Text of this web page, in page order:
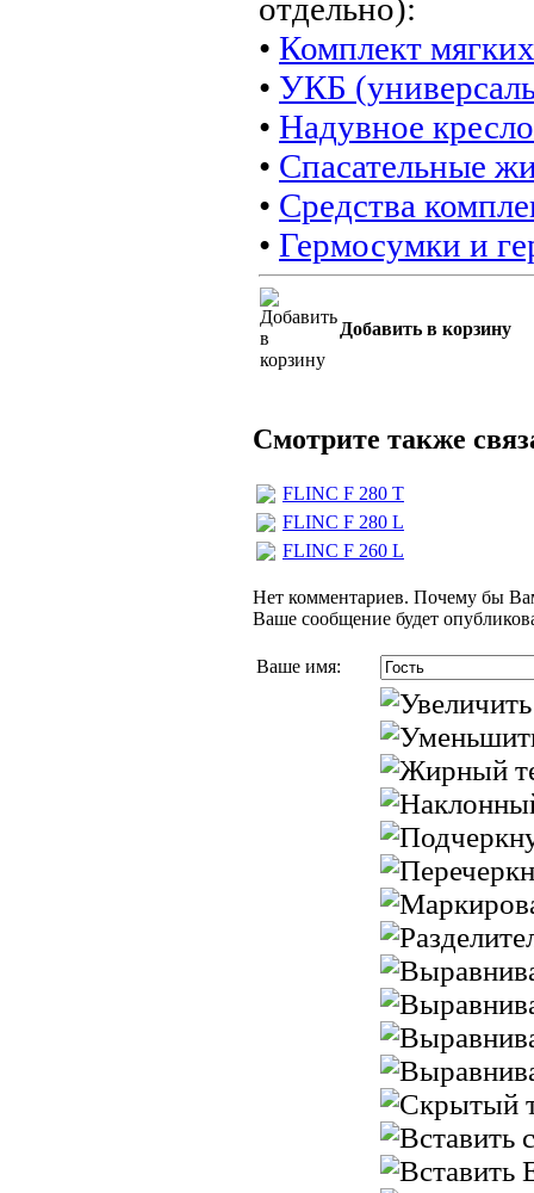
отдельно):
• Комплект
• УКБ
• Надувное кресло
• Спасательные
• Средства
• Гермосумки и
Добавить в корзину
Смотрите также
FLINC F 280 T
FLINC F 280 L
FLINC F 260 L
Нет комментариев. Почему бы
Ваше сообщение будет
Ваше имя: